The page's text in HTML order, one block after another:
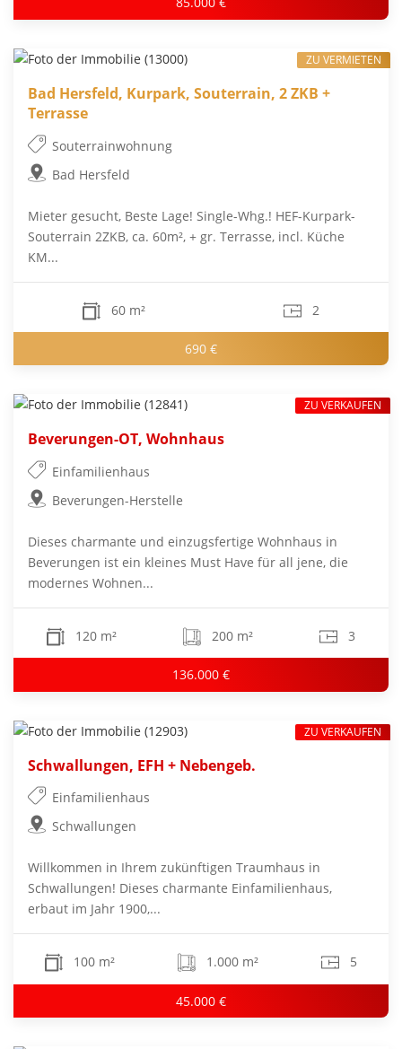
Bad Hersfeld, Kurpark, Souterrain, 2 ZKB +
Terrasse
Souterrainwohnung
Bad Hersfeld
Mieter gesucht, Beste Lage! Single-Whg.! HEF-Kurpark-
Souterrain 2ZKB, ca. 60m², + gr. Terrasse, incl. Küche
KM...
60 m² 2
690 €
ZU VERMIETEN
Beverungen-OT, Wohnhaus
Einfamilienhaus
Beverungen-Herstelle
Dieses charmante und einzugsfertige Wohnhaus in
Beverungen ist ein kleines Must Have für all jene, die
modernes Wohnen...
120 m² 200 m² 3
136.000 €
ZU VERKAUFEN
Schwallungen, EFH + Nebengeb.
Einfamilienhaus
Schwallungen
Willkommen in Ihrem zukünftigen Traumhaus in
Schwallungen! Dieses charmante Einfamilienhaus,
erbaut im Jahr 1900,...
100 m² 1.000 m² 5
45.000 €
ZU VERKAUFEN